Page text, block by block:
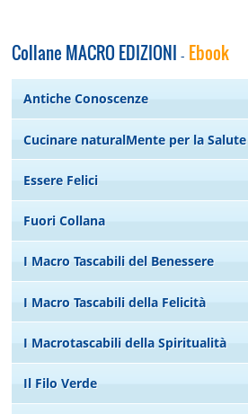
Collane MACRO EDIZIONI - Ebook
Antiche Conoscenze
Cucinare naturalMente per la Salute
Essere Felici
Fuori Collana
I Macro Tascabili del Benessere
I Macro Tascabili della Felicità
I Macrotascabili della Spiritualità
Il Filo Verde